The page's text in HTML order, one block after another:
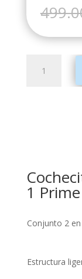
multifuncional
1
Conjunto 2
Estructura